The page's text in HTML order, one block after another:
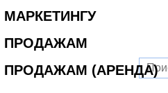
ПРОДАЖАМ
(АРЕНДА)